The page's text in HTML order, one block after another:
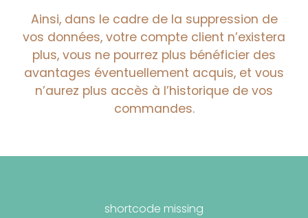
Ainsi, dans le cadre de la suppression de
vos données, votre compte client n’existera
plus, vous ne pourrez plus bénéficier des
avantages éventuellement acquis, et vous
n’aurez plus accès à l’historique de vos
commandes.
shortcode missing